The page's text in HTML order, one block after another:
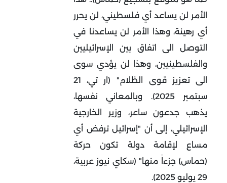
الأمر لن يساعد أي فلسطيني، لن يحرر
أي رهينة، وهذا الأمر لن يساعدنا في
التوصل الى اتفاق بين الإسرائيليين
والفلسطينيين، وهذا لن يؤدي سوى
الى تعزيز قوى الظلام" (ار تي، 21
سبتمبر 2025). وبالمعاني نفسها،
يذهب جدعون ساعر، وزير الخارجية
الإسرائيلي، إلى أن "إسرائيل ترفض أي
مساع لإقامة دولة تكون حركة
(حماس) جزءاً منها" (سكاي نيوز عربية،
29 يوليو 2025).